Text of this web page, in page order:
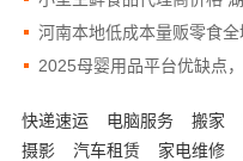
快递速运 电脑服务 搬家
摄影
汽车租赁 家电维修